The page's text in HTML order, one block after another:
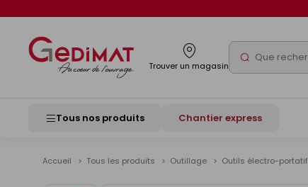
Trouver un magasin Rechercher
Tous nos produits Chantier express
Accueil Tous les produits Outillage Outils électro-portatif